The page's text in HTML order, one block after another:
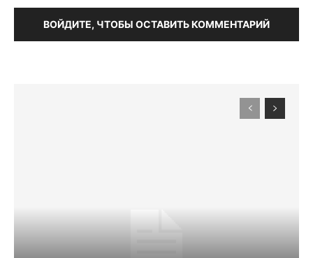
ВОЙДИТЕ, ЧТОБЫ ОСТАВИТЬ КОММЕНТАРИЙ